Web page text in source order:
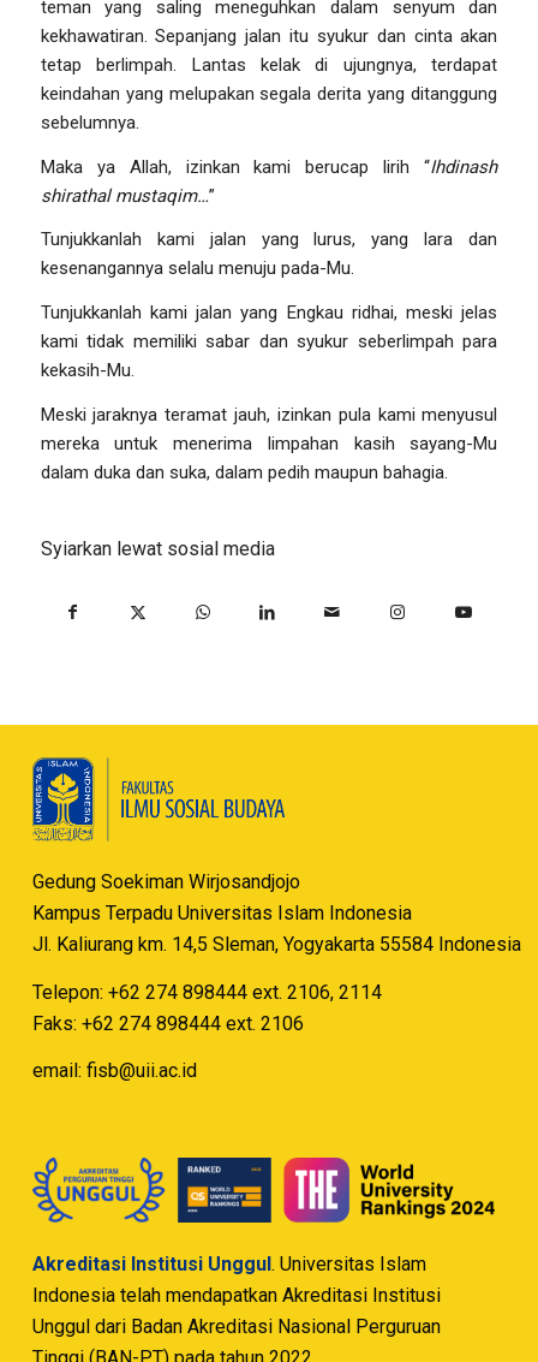
teman yang saling meneguhkan dalam senyum dan
kekhawatiran. Sepanjang jalan itu syukur dan cinta akan
tetap berlimpah. Lantas kelak di ujungnya, terdapat
keindahan yang melupakan segala derita yang ditanggung
sebelumnya.
Maka ya Allah, izinkan kami berucap lirih “Ihdinash
shirathal mustaqim…”
Tunjukkanlah kami jalan yang lurus, yang lara dan
kesenangannya selalu menuju pada-Mu.
Tunjukkanlah kami jalan yang Engkau ridhai, meski jelas
kami tidak memiliki sabar dan syukur seberlimpah para
kekasih-Mu.
Meski jaraknya teramat jauh, izinkan pula kami menyusul
mereka untuk menerima limpahan kasih sayang-Mu
dalam duka dan suka, dalam pedih maupun bahagia.
Syiarkan lewat sosial media
Gedung Soekiman Wirjosandjojo
Kampus Terpadu Universitas Islam Indonesia
Jl. Kaliurang km. 14,5 Sleman, Yogyakarta 55584 Indonesia
Telepon: +62 274 898444 ext. 2106, 2114
Faks: +62 274 898444 ext. 2106
email: fisb@uii.ac.id
Akreditasi Institusi Unggul. Universitas Islam
Indonesia telah mendapatkan Akreditasi Institusi
Unggul dari Badan Akreditasi Nasional Perguruan